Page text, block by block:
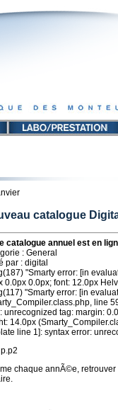
catalogue
catalogue annuel est en
: General
par : digital
"Smarty error: [in
0.0px 0.0px; font: 12.0px
"Smarty error: [in
line
unrecognized tag: margin:
14.0px
line 1]: syntax error:
chaque annÃ©e,